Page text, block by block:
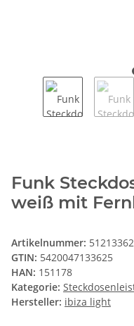
Funk
weiß mit
Artikelnummer:
GTIN: 5420047133625
HAN: 151178
Kategorie:
Hersteller: ibiza light